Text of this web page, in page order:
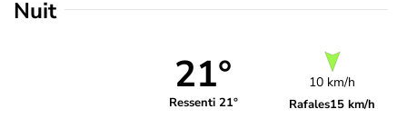
Nuit
21°
Ressenti 21°
10 km/h
Rafales15 km/h